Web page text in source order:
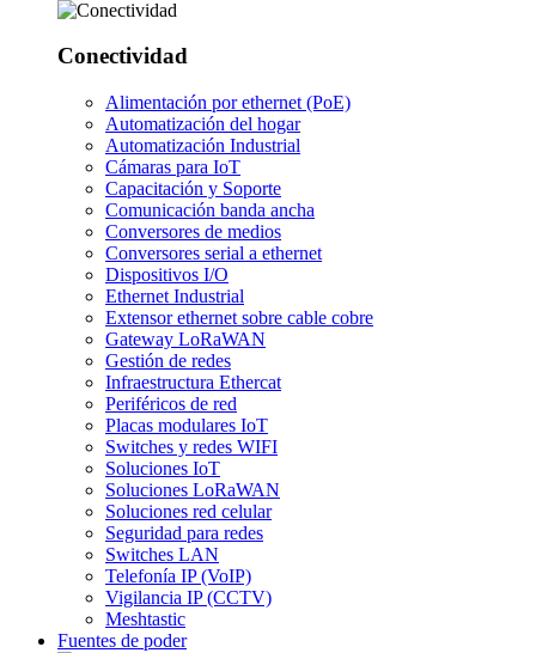
Conectividad
Alimentación por ethernet (PoE)
Automatización del hogar
Automatización Industrial
Cámaras para IoT
Capacitación y Soporte
Comunicación banda ancha
Conversores de medios
Conversores serial a ethernet
Dispositivos I/O
Ethernet Industrial
Extensor ethernet sobre cable cobre
Gateway LoRaWAN
Gestión de redes
Infraestructura Ethercat
Periféricos de red
Placas modulares IoT
Switches y redes WIFI
Soluciones IoT
Soluciones LoRaWAN
Soluciones red celular
Seguridad para redes
Switches LAN
Telefonía IP (VoIP)
Vigilancia IP (CCTV)
Meshtastic
Fuentes de poder